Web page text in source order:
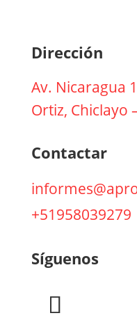
Dirección
Av. Nicaragua
Ortiz, Chiclayo
Contactar
+51958039279
Síguenos